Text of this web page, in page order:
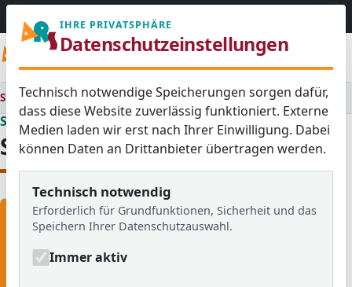
Startseite Schulalltag Schulkalender
Schulleben
Schulkalender
☀️
IHRE PRIVATSPHÄRE
Datenschutzeinstellungen
Technisch notwendige Speicherungen sorgen dafür,
dass diese Website zuverlässig funktioniert. Externe
Medien laden wir erst nach Ihrer Einwilligung. Dabei
können Daten an Drittanbieter übertragen werden.
Technisch notwendig
Erforderlich für Grundfunktionen, Sicherheit und das
Speichern Ihrer Datenschutzauswahl.
Immer aktiv